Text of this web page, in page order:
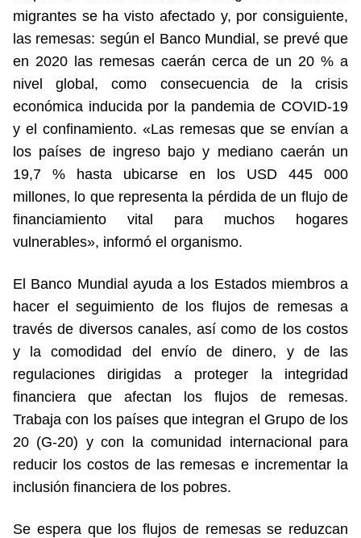
migrantes se ha visto afectado y, por consiguiente,
las remesas: según el Banco Mundial, se prevé que
en 2020 las remesas caerán cerca de un 20 % a
nivel global, como consecuencia de la crisis
económica inducida por la pandemia de COVID-19
y el confinamiento. «Las remesas que se envían a
los países de ingreso bajo y mediano caerán un
19,7 % hasta ubicarse en los USD 445 000
millones, lo que representa la pérdida de un flujo de
financiamiento vital para muchos hogares
vulnerables», informó el organismo.
El Banco Mundial ayuda a los Estados miembros a
hacer el seguimiento de los flujos de remesas a
través de diversos canales, así como de los costos
y la comodidad del envío de dinero, y de las
regulaciones dirigidas a proteger la integridad
financiera que afectan los flujos de remesas.
Trabaja con los países que integran el Grupo de los
20 (G-20) y con la comunidad internacional para
reducir los costos de las remesas e incrementar la
inclusión financiera de los pobres.
Se espera que los flujos de remesas se reduzcan